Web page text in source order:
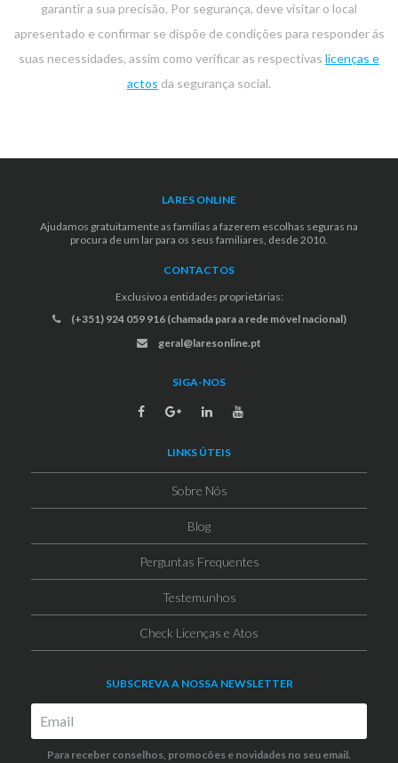
garantir a sua precisão. Por segurança, deve visitar o local
apresentado e confirmar se dispõe de condições para responder ás
suas necessidades, assim como verificar as respectivas licenças e
actos da segurança social.
LARES ONLINE
Ajudamos gratuitamente as famílias a fazerem escolhas seguras na
procura de um lar para os seus familiares, desde 2010.
CONTACTOS
Exclusivo a entidades proprietárias:
(+351) 924 059 916 (chamada para a rede móvel nacional)
geral@laresonline.pt
SIGA-NOS
LINKS ÚTEIS
Sobre Nós
Blog
Perguntas Frequentes
Testemunhos
Check Licenças e Atos
SUBSCREVA A NOSSA NEWSLETTER
Para receber conselhos, promocões e novidades no seu email.